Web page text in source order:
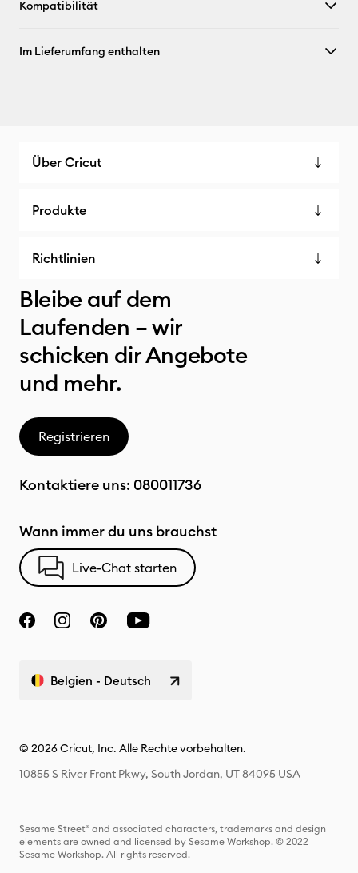
Kompatibilität
Im Lieferumfang enthalten
Über Cricut
Produkte
Richtlinien
Bleibe auf dem
Laufenden – wir
schicken dir Angebote
und mehr.
Registrieren
Kontaktiere uns: 080011736
Wann immer du uns brauchst
Live-Chat starten
Belgien - Deutsch
© 2026 Cricut, Inc. Alle Rechte vorbehalten.
10855 S River Front Pkwy, South Jordan, UT 84095 USA
Sesame Street® and associated characters, trademarks and design
elements are owned and licensed by Sesame Workshop. © 2022
Sesame Workshop. All rights reserved.